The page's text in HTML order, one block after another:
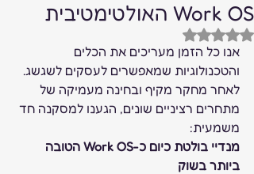
Work OS האולטימטיבית
דירוג של NaN מתוך 5 כוכבים
אנו כל הזמן מעריכים את הכלים
והטכנולוגיות שמאפשרים לעסקים לשגשג.
לאחר מחקר מקיף ובחינה מעמיקה של
מתחרים רציניים שונים, הגענו למסקנה חד
משמעית:
מנדיי בולטת כיום כ-Work OS הטובה
ביותר בשוק